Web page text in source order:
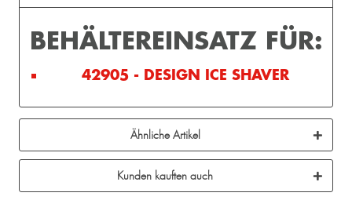
BEHÄLTEREINSATZ FÜR:
42905 - DESIGN ICE SHAVER
Ähnliche Artikel
Kunden kauften auch